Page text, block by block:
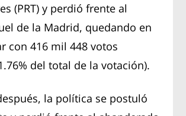
(PRT) y perdió frente al
de la Madrid, quedando en
con 416 mil 448 votos
del total de la votación).
la política se postuló